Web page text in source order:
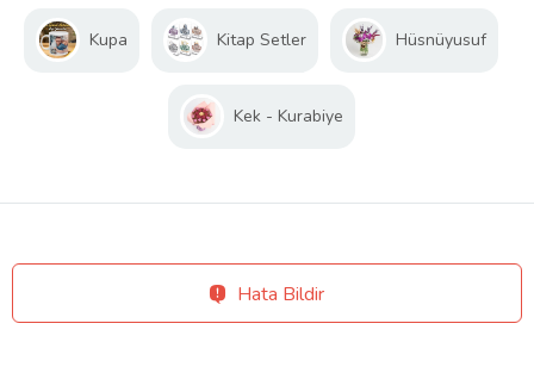
Kupa Kitap Setler Hüsnüyusuf
Kek - Kurabiye
Hata Bildir